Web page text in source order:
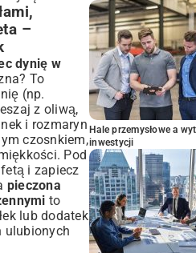
–
dynię w
To
(np.
z oliwą,
i rozmaryn
czosnkiem,
Pod
i zapiecz
pieczona
to
lub dodatek
ulubionych
Hale przemysłowe a
inwestycji